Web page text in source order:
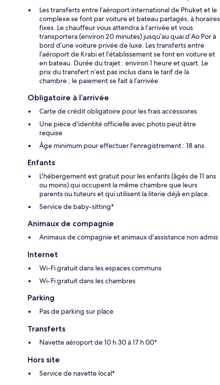
Les transferts entre l’aéroport international de Phuket et le
complexe se font par voiture et bateau partagés, à horaires
fixes. Le chauffeur vous attendra à l’arrivée et vous
transportera (environ 20 minutes) jusqu’au quai d’Ao Por à
bord d’une voiture privée de luxe. Les transferts entre
l’aéroport de Krabi et l’établissement se font en voiture et
en bateau. Durée du trajet : environ 1 heure et quart. Le
prix du transfert n’est pas inclus dans le tarif de la
chambre ; le paiement se fait à l’arrivée.
Obligatoire à l’arrivée
Carte de crédit obligatoire pour les frais accessoires
Une pièce d'identité officielle avec photo peut être
requise
Âge minimum pour effectuer l'enregistrement : 18 ans
Enfants
L'hébergement est gratuit pour les enfants (âgés de 11 ans
ou moins) qui occupent la même chambre que leurs
parents ou tuteurs et qui utilisent la literie déjà en place.
Service de baby-sitting*
Animaux de compagnie
Animaux de compagnie et animaux d'assistance non admis
Internet
Wi-Fi gratuit dans les espaces communs
Wi-Fi gratuit dans les chambres
Parking
Pas de parking sur place
Transferts
Navette aéroport de 10 h 30 à 17 h 00*
Hors site
Service de navette local*